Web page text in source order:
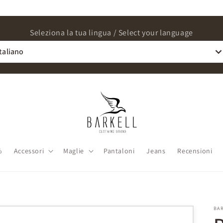
Seleziona la tua lingua / Select your language
Accessori Maglie Pantaloni Jeans Recensioni